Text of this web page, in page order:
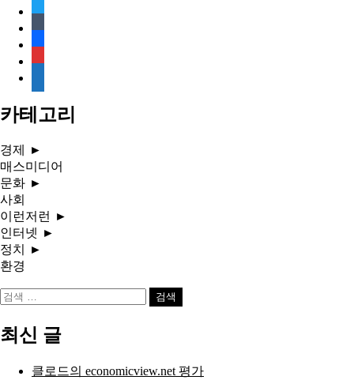
document
카테고리
경제
►
매스미디어
문화 ►
사회
이런저런 ►
인터넷 ►
정치
►
환경
검
최신 글
클로드의 economicview.net 평가